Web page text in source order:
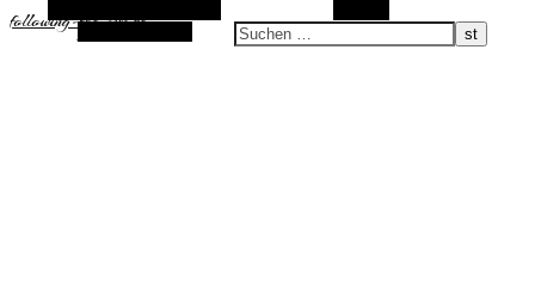
following-the-sun.de
Zufallsauswahl